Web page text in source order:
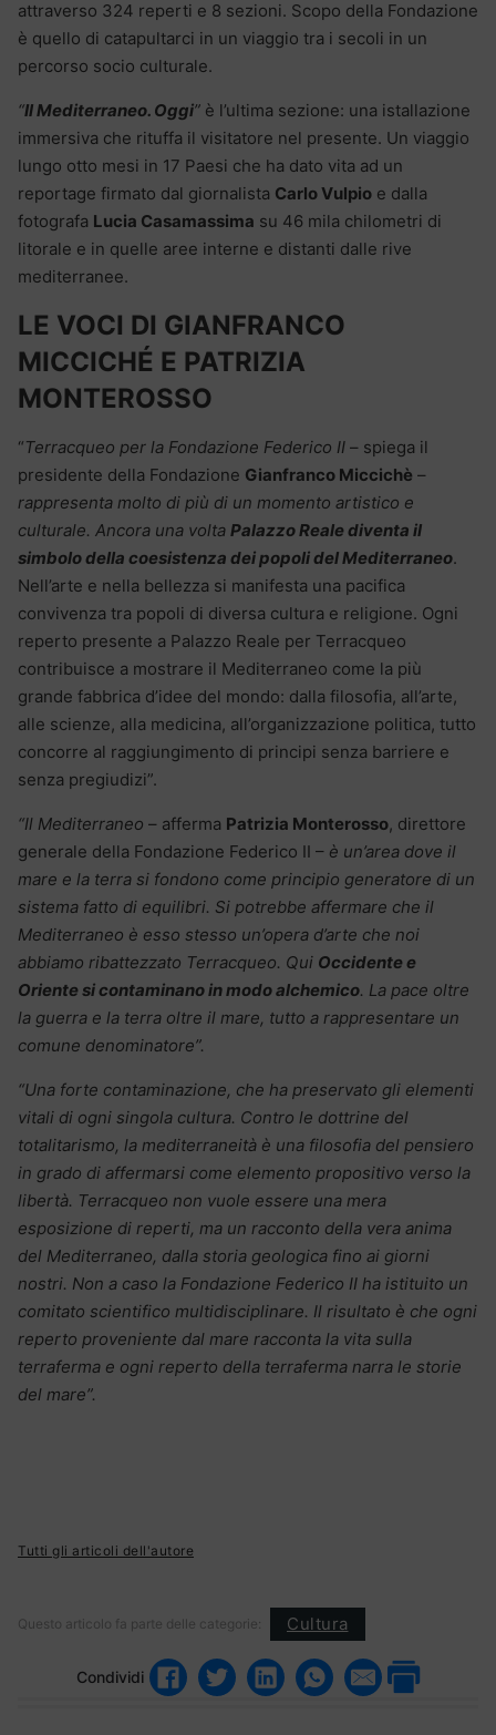
attraverso 324 reperti e 8 sezioni. Scopo della Fondazione
è quello di catapultarci in un viaggio tra i secoli in un
percorso socio culturale.
“Il Mediterraneo. Oggi” è l’ultima sezione: una istallazione
immersiva che rituffa il visitatore nel presente. Un viaggio
lungo otto mesi in 17 Paesi che ha dato vita ad un
reportage firmato dal giornalista Carlo Vulpio e dalla
fotografa Lucia Casamassima su 46 mila chilometri di
litorale e in quelle aree interne e distanti dalle rive
mediterranee.
LE VOCI DI GIANFRANCO
MICCICHÉ E PATRIZIA
MONTEROSSO
“Terracqueo per la Fondazione Federico II – spiega il
presidente della Fondazione Gianfranco Miccichè –
rappresenta molto di più di un momento artistico e
culturale. Ancora una volta Palazzo Reale diventa il
simbolo della coesistenza dei popoli del Mediterraneo.
Nell’arte e nella bellezza si manifesta una pacifica
convivenza tra popoli di diversa cultura e religione. Ogni
reperto presente a Palazzo Reale per Terracqueo
contribuisce a mostrare il Mediterraneo come la più
grande fabbrica d’idee del mondo: dalla filosofia, all’arte,
alle scienze, alla medicina, all’organizzazione politica, tutto
concorre al raggiungimento di principi senza barriere e
senza pregiudizi”.
“Il Mediterraneo – afferma Patrizia Monterosso, direttore
generale della Fondazione Federico II – è un’area dove il
mare e la terra si fondono come principio generatore di un
sistema fatto di equilibri. Si potrebbe affermare che il
Mediterraneo è esso stesso un’opera d’arte che noi
abbiamo ribattezzato Terracqueo. Qui Occidente e
Oriente si contaminano in modo alchemico. La pace oltre
la guerra e la terra oltre il mare, tutto a rappresentare un
comune denominatore”.
“Una forte contaminazione, che ha preservato gli elementi
vitali di ogni singola cultura. Contro le dottrine del
totalitarismo, la mediterraneità è una filosofia del pensiero
in grado di affermarsi come elemento propositivo verso la
libertà. Terracqueo non vuole essere una mera
esposizione di reperti, ma un racconto della vera anima
del Mediterraneo, dalla storia geologica fino ai giorni
nostri. Non a caso la Fondazione Federico II ha istituito un
comitato scientifico multidisciplinare. Il risultato è che ogni
reperto proveniente dal mare racconta la vita sulla
terraferma e ogni reperto della terraferma narra le storie
del mare”.
Tutti gli articoli dell'autore
Questo articolo fa parte delle categorie: Cultura
Condividi